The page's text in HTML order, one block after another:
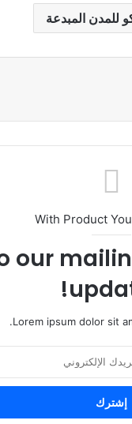
للمدن المبدعة
With Product
our
Lorem ipsum dolor sit